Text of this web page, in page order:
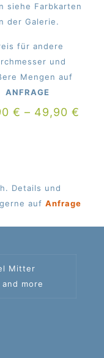
siehe Farbkarten
der Galerie.
für andere
und
Mengen auf
ANFRAGE
€ – 49,90 €
Details und
auf Anfrage
Mitter
more